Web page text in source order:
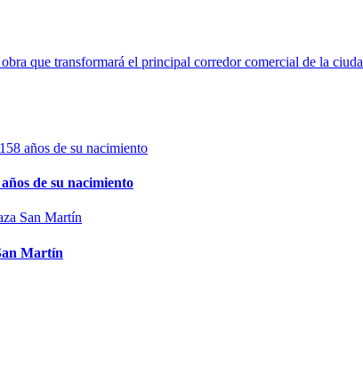
que transformará el principal corredor comercial de la
de su nacimiento
Martín